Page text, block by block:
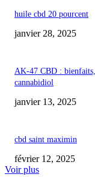
huile cbd 20 pourcent
janvier 28, 2025
AK-47 CBD : bienfaits,
cannabidiol
janvier 13, 2025
cbd saint maximin
février 12, 2025
Voir plus